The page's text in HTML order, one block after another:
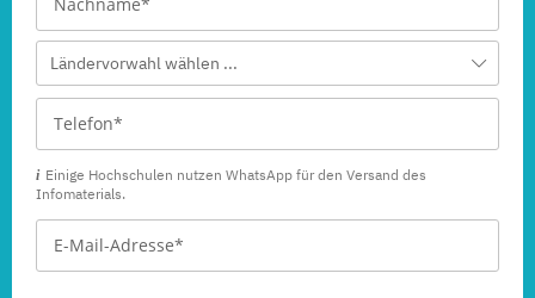
Ländervorwahl wählen ...
Einige Hochschulen nutzen WhatsApp für den Versand des
Infomaterials.